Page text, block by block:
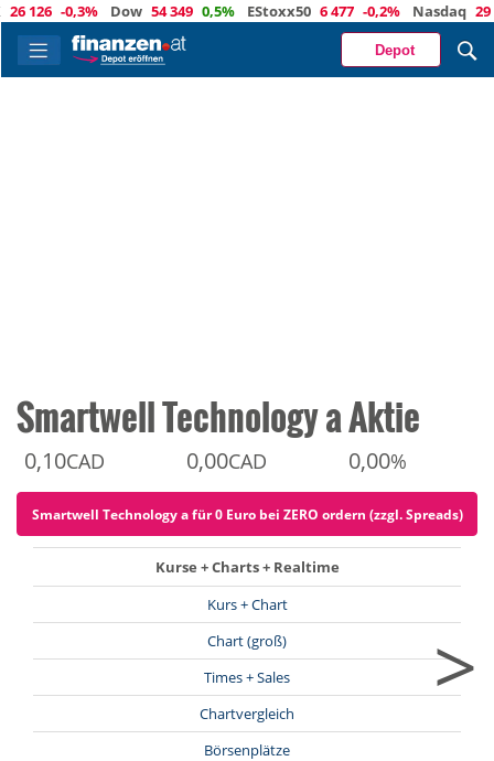
-0,3% Dow 54 349 0,5% EStoxx50 6 477 -0,2% Nasdaq 29 488
Depot
Smartwell Technology a Aktie
0,10CAD 0,00CAD 0,00%
Smartwell Technology a für 0 Euro bei ZERO ordern (zzgl. Spreads)
Kurse + Charts + Realtime
Kurs + Chart
Chart (groß)
Times + Sales
Chartvergleich
Börsenplätze
>